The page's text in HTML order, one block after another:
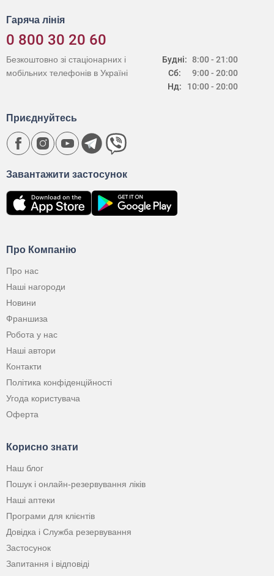
Гаряча лінія
0 800 30 20 60
Будні:
Сб:
Нд:
8:00 - 21:00
9:00 - 20:00
10:00 - 20:00
Безкоштовно зі стаціонарних і
мобільних телефонів в Україні
Про Компанію
Про нас
Наші нагороди
Новини
Франшиза
Робота у нас
Наші автори
Контакти
Політика конфіденційності
Угода користувача
Оферта
Корисно знати
Наш блог
Пошук і онлайн-резервування ліків
Наші аптеки
Програми для клієнтів
Довідка і Служба резервування
Застосунок
Запитання і відповіді
Завантажити застосунок
Приєднуйтесь